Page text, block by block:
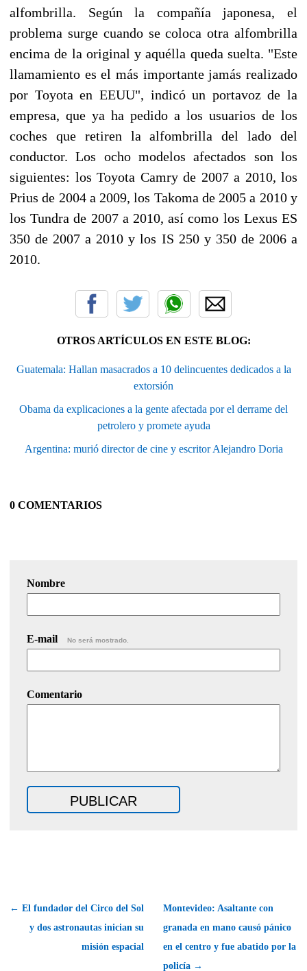
alfombrilla. Según la compañía japonesa, el
problema surge cuando se coloca otra alfombrilla
encima de la original y aquélla queda suelta. "Este
llamamiento es el más importante jamás realizado
por Toyota en EEUU", indicó un portavoz de la
empresa, que ya ha pedido a los usuarios de los
coches que retiren la alfombrilla del lado del
conductor. Los ocho modelos afectados son los
siguientes: los Toyota Camry de 2007 a 2010, los
Prius de 2004 a 2009, los Takoma de 2005 a 2010 y
los Tundra de 2007 a 2010, así como los Lexus ES
350 de 2007 a 2010 y los IS 250 y 350 de 2006 a
2010.
OTROS ARTÍCULOS EN ESTE BLOG:
Guatemala: Hallan masacrados a 10 delincuentes dedicados a la
extorsión
Obama da explicaciones a la gente afectada por el derrame del
petrolero y promete ayuda
Argentina: murió director de cine y escritor Alejandro Doria
0 COMENTARIOS
Nombre
E-mail No será mostrado.
Comentario
← El fundador del Circo del Sol
y dos astronautas inician su
misión espacial
Montevideo: Asaltante con
granada en mano causó pánico
en el centro y fue abatido por la
policía →